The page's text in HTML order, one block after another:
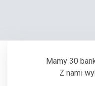
Mamy 30
Z nami